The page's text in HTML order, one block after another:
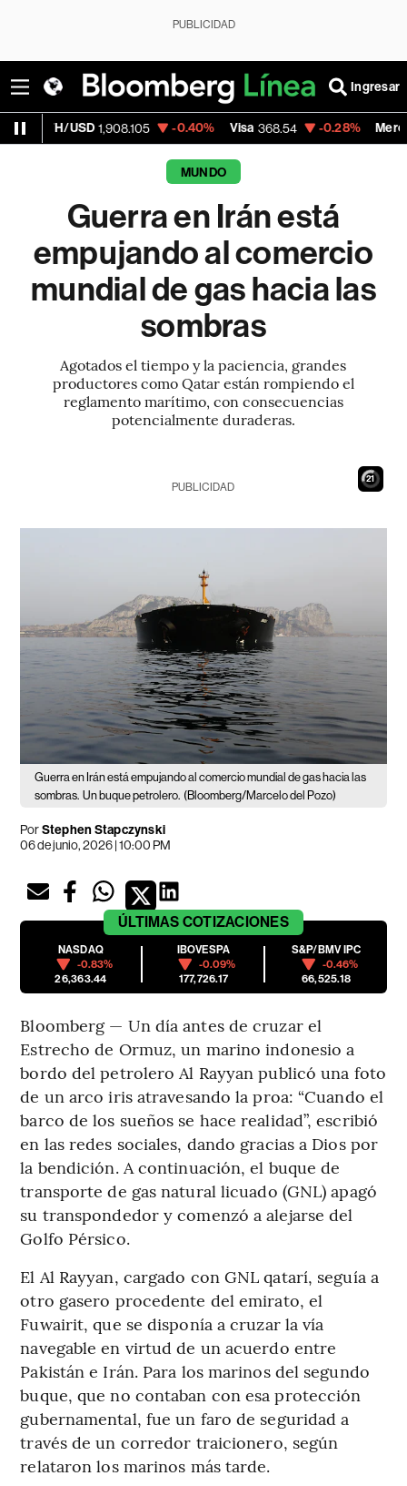
PUBLICIDAD
Ingresar
1,908.105 -0.40% Visa 368.54 -0.28% MercadoLibre
MUNDO
Guerra en Irán está
empujando al comercio
mundial de gas hacia las
sombras
Agotados el tiempo y la paciencia, grandes
productores como Qatar están rompiendo el
reglamento marítimo, con consecuencias
potencialmente duraderas.
20
PUBLICIDAD
Guerra en Irán está empujando al comercio mundial de gas hacia las
sombras. Un buque petrolero. (Bloomberg/Marcelo del Pozo)
PorStephen Stapczynski
06 de junio, 2026 | 10:00 PM
ÚLTIMAS COTIZACIONES
NASDAQ
-0.83%
26,363.44
IBOVESPA
-0.09%
177,726.17
S&P/BMV IPC
-0.46%
66,525.18
Bloomberg — Un día antes de cruzar el
Estrecho de Ormuz, un marino indonesio a
bordo del petrolero Al Rayyan publicó una foto
de un arco iris atravesando la proa: “Cuando el
barco de los sueños se hace realidad”, escribió
en las redes sociales, dando gracias a Dios por
la bendición. A continuación, el buque de
transporte de gas natural licuado (GNL) apagó
su transpondedor y comenzó a alejarse del
Golfo Pérsico.
El Al Rayyan, cargado con GNL qatarí, seguía a
otro gasero procedente del emirato, el
Fuwairit, que se disponía a cruzar la vía
navegable en virtud de un acuerdo entre
Pakistán e Irán. Para los marinos del segundo
buque, que no contaban con esa protección
gubernamental, fue un faro de seguridad a
través de un corredor traicionero, según
relataron los marinos más tarde.